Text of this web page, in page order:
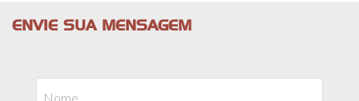
ENVIE SUA MENSAGEM